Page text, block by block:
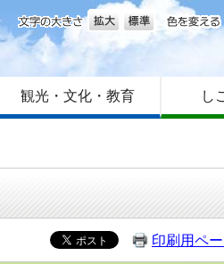
文字の大きさ
観光・文化・教育 し
印刷用ペ